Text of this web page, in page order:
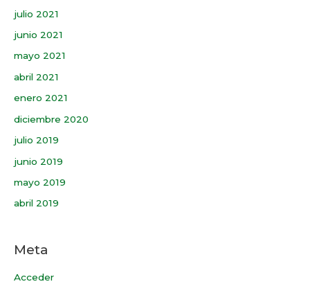
julio 2021
junio 2021
mayo 2021
abril 2021
enero 2021
diciembre 2020
julio 2019
junio 2019
mayo 2019
abril 2019
Meta
Acceder